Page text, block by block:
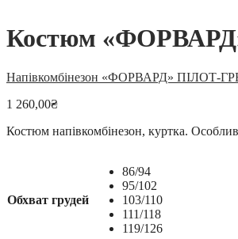
Костюм
Напівкомбінезон «ФОРВАРД» ПІЛОТ-
1 260,00₴
Костюм напівкомбінезон, куртка.
Обхват грудей
86/94
95/102
103/110
111/118
119/126